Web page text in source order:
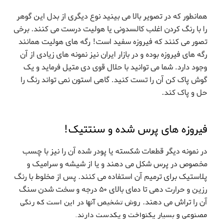
همانطور که در تصویر بالا می بینید نوع دیگری از بدل این گوهر
را با رنگ کردن اغلب کالسدونی یا هولیت درست می کنند. برخی
تصور می کنند که فیروزه سفید است! رگه های هولیت همانند
رگه های فیروزه بوده و در بازار ایران نیز نمونه های زیادی از آن
وجود دارد. شما می توانید با حلال قوی دی متیل فرماید و یک
گوش پاک کن آن را تست کنید. گاهی استون نمی تواند رنگ را
حل و پاک کند.
فیروزه های پرس شده و سنتتیک!
در نمونه دیگر قطعات شکسته یا پودر شده آن را نیز با چسب
مخصوص در پرس شکل می دهند و یا از شیشه و سرامیک و
پلاستیک برای ترمیم آن استفاده می کنند. پس از مخلوط با رنگ
رزین و حرارت دهی تا دمای بالای ۵۰ درجه و سخت شدن سنگ
آن را تراش می دهند. روش تشخیص آنها در این است که رنگی
مصنوعی و بسیار یکنواخت و یکدست دارند.